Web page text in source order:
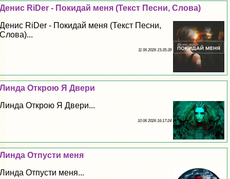
Денис RiDer - Покидай меня (Текст Песни, Слова)
Денис RiDer - Покидай меня (Текст Песни,
Слова)...
11 06 2026 15:35:39
Линда Открою Я Двери
Линда Открою Я Двери...
10 06 2026 16:17:24
Линда Отпусти меня
Линда Отпусти меня...